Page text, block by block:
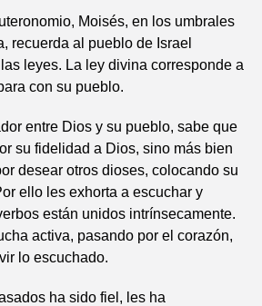
Moisés, en los umbrales
recuerda al pueblo de Israel
leyes. La ley divina corresponde a
con su pueblo.
entre Dios y su pueblo, sabe que
su fidelidad a Dios, sino más bien
desear otros dioses, colocando su
ello les exhorta a escuchar y
están unidos intrínsecamente.
activa, pasando por el corazón,
lo escuchado.
ha sido fiel, les ha